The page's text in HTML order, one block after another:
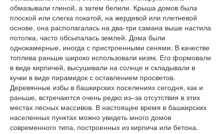
обмазывали глиной, а затем белили. Крыша домов была
плоской или слегка покатой, на жердевой или плетневой
основе, она располагалась на два-три самана выше настила
потолка, часто обсыпалась землей. Дома были
однокамерные, иногда с пристроенными сенями. В качестве
топлива раньше широко использовали кизяк. Его формовали
в виде кирпичей, высушивали на солнце и складывали в
кучки в виде пирамидок с оставлением просветов.
Деревянные избы в башкирских поселениях сегодня, как и
раньше, встречаются очень редко из–за отсутствия в этих
местах лесных массивов. В настоящее время в башкирских
населенных пунктах можно увидеть много домов
современного типа, построенных из кирпича или бетона.